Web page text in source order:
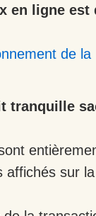
en ligne
de
tranquille
affichés sur